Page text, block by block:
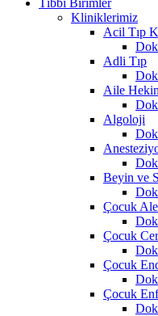
Kliniklerimiz
Acil Tıp
Adli Tıp
Aile
Algoloji
Beyin ve
Çocuk
Çocuk
Çocuk
Çocuk